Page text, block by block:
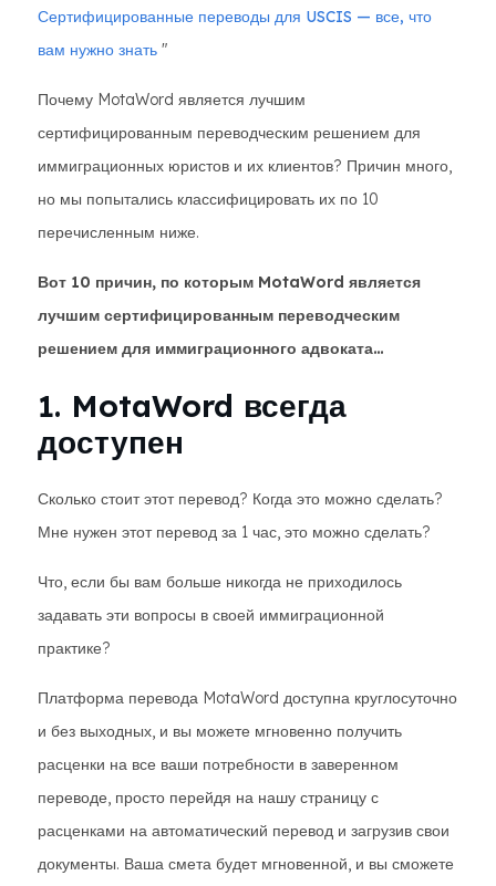
Сертифицированные переводы для USCIS — все, что
вам нужно знать "
Почему MotaWord является лучшим
сертифицированным переводческим решением для
иммиграционных юристов и их клиентов? Причин много,
но мы попытались классифицировать их по 10
перечисленным ниже.
Вот 10 причин, по которым MotaWord является
лучшим сертифицированным переводческим
решением для иммиграционного адвоката…
1. MotaWord всегда
доступен
Сколько стоит этот перевод? Когда это можно сделать?
Мне нужен этот перевод за 1 час, это можно сделать?
Что, если бы вам больше никогда не приходилось
задавать эти вопросы в своей иммиграционной
практике?
Платформа перевода MotaWord доступна круглосуточно
и без выходных, и вы можете мгновенно получить
расценки на все ваши потребности в заверенном
переводе, просто перейдя на нашу страницу с
расценками на автоматический перевод и загрузив свои
документы. Ваша смета будет мгновенной, и вы сможете